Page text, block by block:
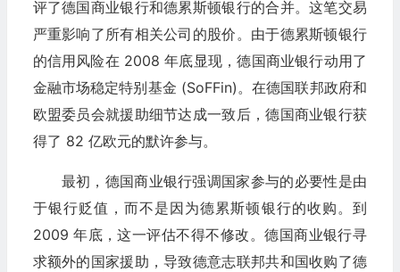
评了德国商业银行和德累斯顿银行的合并。这笔交易
严重影响了所有相关公司的股价。由于德累斯顿银行
的信用风险在 2008 年底显现，德国商业银行动用了
金融市场稳定特别基金 (SoFFin)。在德国联邦政府和
欧盟委员会就援助细节达成一致后，德国商业银行获
得了 82 亿欧元的默许参与。
最初，德国商业银行强调国家参与的必要性是由
于银行贬值，而不是因为德累斯顿银行的收购。到
2009 年底，这一评估不得不修改。德国商业银行寻
求额外的国家援助，导致德意志联邦共和国收购了德